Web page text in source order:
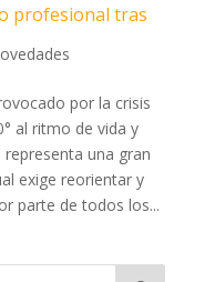
profesional tras
por la crisis
al ritmo de vida y
una gran
exige reorientar y
parte de todos los...